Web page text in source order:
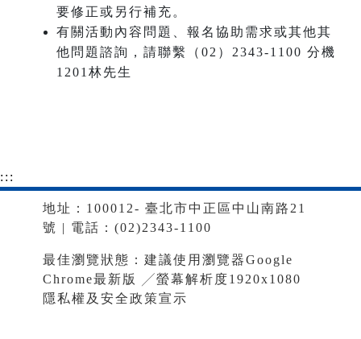
要修正或另行補充。
有關活動內容問題、報名協助需求或其他其
他問題諮詢，請聯繫（02）2343-1100 分機
1201林先生
:::
地址：100012- 臺北市中正區中山南路21
號 | 電話：(02)2343-1100
最佳瀏覽狀態：建議使用瀏覽器Google
Chrome最新版 ╱螢幕解析度1920x1080
隱私權及安全政策宣示